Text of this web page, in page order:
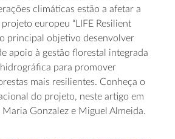
climáticas estão a afetar a
europeu “LIFE Resilient
principal objetivo desenvolver
apoio à gestão florestal integrada
para promover
mais resilientes. Conheça o
do projeto, neste artigo em
Gonzalez e Miguel Almeida.